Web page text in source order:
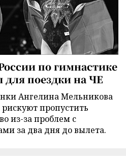
по гимнастике
поездки на ЧЕ
Ангелина Мельникова
пропустить
из-за проблем с
за два дня до вылета.